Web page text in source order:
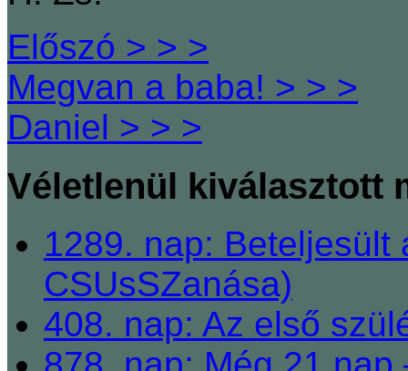
Előszó > > >
Megvan a baba! > > >
Daniel > > >
Véletlenül kiválasztott
1289. nap: Beteljesült
CSUsSZanása)
408. nap: Az első